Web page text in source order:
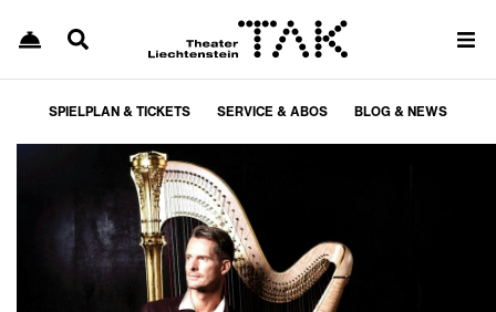
SPIELPLAN & TICKETS SERVICE & ABOS BLOG & NEWS